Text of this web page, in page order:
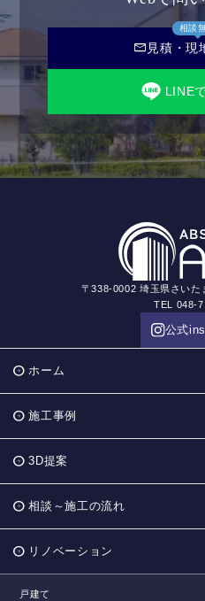
相談
mail見積・現
LINE
〒338-0002 埼玉県さい
TEL 048-
公式
ホーム
施工事例
3D提案
相談～施工の流れ
リノベーション
戸建て